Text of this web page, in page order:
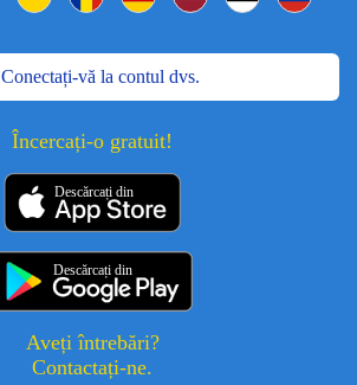
Conectați-vă la contul dvs.
Încercați-o gratuit!
Descărcați din
Descărcați din
Aveți întrebări?
Contactați-ne.